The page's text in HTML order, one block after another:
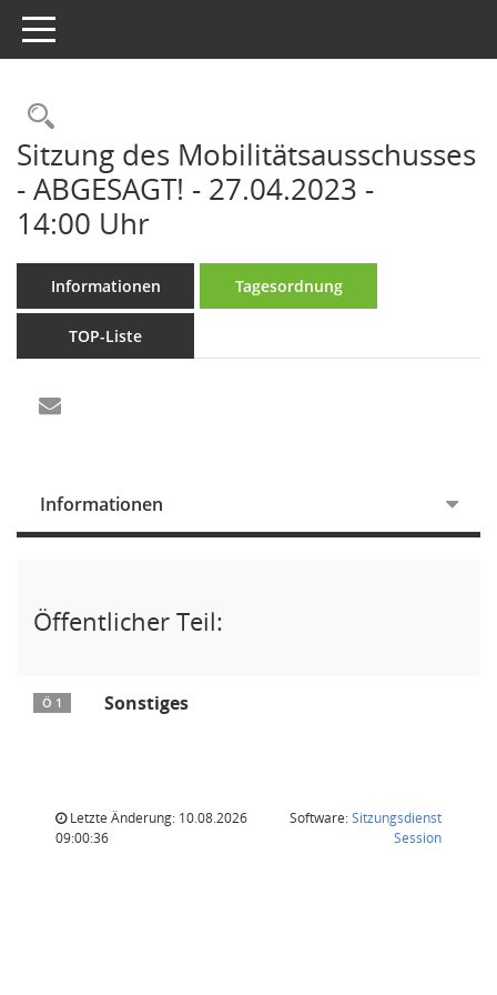
Toggle navigation
Rechercheauswahl
Sitzung des Mobilitätsausschusses
- ABGESAGT! - 27.04.2023 -
14:00 Uhr
Informationen Tagesordnung
TOP-Liste
Informationen
Öffentlicher Teil:
Ö 1 Sonstiges
Letzte Änderung: 10.08.2026
09:00:36
Software:Sitzungsdienst
Session(Wird in